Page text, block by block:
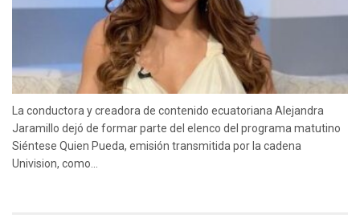
La conductora y creadora de contenido ecuatoriana Alejandra
Jaramillo dejó de formar parte del elenco del programa matutino
Siéntese Quien Pueda, emisión transmitida por la cadena
Univision, como...